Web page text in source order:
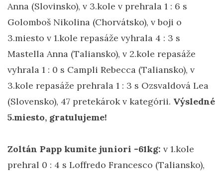
Anna (Slovinsko), v 3.kole v prehrala 1 : 6 s
Golomboš Nikolina (Chorvátsko), v boji o
3.miesto v 1.kole repasáže vyhrala 4 : 3 s
Mastella Anna (Taliansko), v 2.kole repasáže
vyhrala 1 : 0 s Campli Rebecca (Taliansko), v
3.kole repasáže prehrala 1 : 3 s Ozsvaldová Lea
(Slovensko), 47 pretekárok v kategórii. Výsledné
5.miesto, gratulujeme!
Zoltán Papp kumite juniori -61kg: v 1.kole
prehral 0 : 4 s Loffredo Francesco (Taliansko),